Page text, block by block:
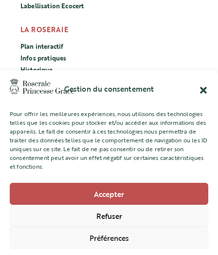
Gestion du consentement
Pour offrir les meilleures expériences, nous utilisons des technologies
telles que les cookies pour stocker et/ou accéder aux informations des
appareils. Le fait de consentir à ces technologies nous permettra de
traiter des données telles que le comportement de navigation ou les ID
uniques sur ce site. Le fait de ne pas consentir ou de retirer son
consentement peut avoir un effet négatif sur certaines caractéristiques
et fonctions.
Accepter
Refuser
Préférences
Labellisation Ecocert
LA ROSERAIE
Plan interactif
Infos pratiques
Historique
Évènements
Labellisation Ecocert
CONCOURS
L’ASSOCIATION
Mentions légales
Direction de l’Aménagement Urbain
amenagement@gouv.mc